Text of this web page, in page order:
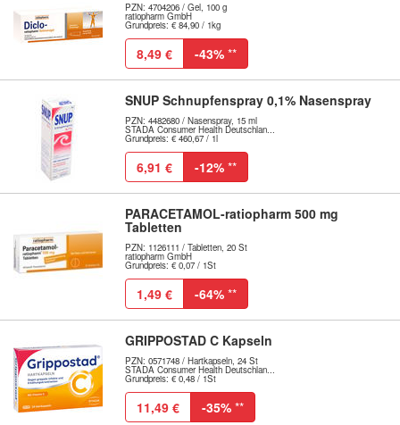
PZN: 4704206 / Gel, 100 g
ratiopharm GmbH
Grundpreis: € 84,90 / 1kg
8,49 € -43% **
SNUP Schnupfenspray 0,1% Nasenspray
PZN: 4482680 / Nasenspray, 15 ml
STADA Consumer Health Deutschlan...
Grundpreis: € 460,67 / 1l
6,91 € -12% **
PARACETAMOL-ratiopharm 500 mg
Tabletten
PZN: 1126111 / Tabletten, 20 St
ratiopharm GmbH
Grundpreis: € 0,07 / 1St
1,49 € -64% **
GRIPPOSTAD C Kapseln
PZN: 0571748 / Hartkapseln, 24 St
STADA Consumer Health Deutschlan...
Grundpreis: € 0,48 / 1St
11,49 € -35% **